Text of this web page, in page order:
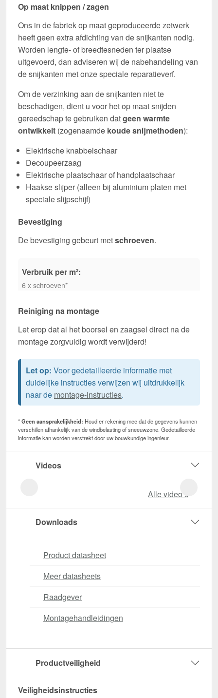
Op maat knippen / zagen
Ons in de fabriek op maat geproduceerde zetwerk
heeft geen extra afdichting van de snijkanten nodig.
Worden lengte- of breedtesneden ter plaatse
uitgevoerd, dan adviseren wij de nabehandeling van
de snijkanten met onze speciale reparatieverf.
Om de verzinking aan de snijkanten niet te
beschadigen, dient u voor het op maat snijden
gereedschap te gebruiken datgeen warmte
ontwikkelt (zogenaamde koude snijmethoden):
Elektrische knabbelschaar
Decoupeerzaag
Elektrische plaatschaar of handplaatschaar
Haakse slijper (alleen bij aluminium platen met
speciale slijpschijf)
Bevestiging
De bevestiging gebeurt metschroeven.
Verbruik per m²:
6 x schroeven*
Reiniging na montage
Let erop dat al het boorsel en zaagsel direct na de
montage zorgvuldig wordt verwijderd!
Let op: Voor gedetailleerde informatie met
duidelijke instructies verwijzen wij uitdrukkelijk
naar de montage-instructies.
* Geen aansprakelijkheid: Houd er rekening mee dat de gegevens kunnen
verschillen afhankelijk van de windbelasting of sneeuwzone. Gedetailleerde
informatie kan worden verstrekt door uw bouwkundige ingenieur.
Videos
Alle video‘s
Downloads
Product datasheet
Meer datasheets
Raadgever
Montagehandleidingen
Productveiligheid
Veiligheidsinstructies